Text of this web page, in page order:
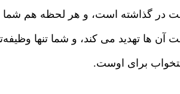
در گذاشته است، و هر لحظه هم شما
آن ها تهدید می کند، و شما تنها
برای اوست.